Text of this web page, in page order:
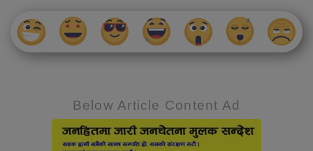
Below Article Content Ad